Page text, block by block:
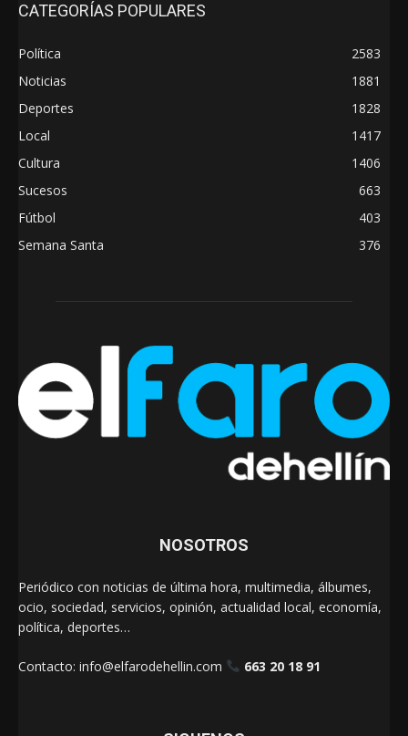
CATEGORÍAS POPULARES
Política
2583
Noticias
1881
Deportes
1828
Local
1417
Cultura
1406
Sucesos
663
Fútbol
403
Semana Santa
376
NOSOTROS
Periódico con noticias de última hora, multimedia, álbumes,
ocio, sociedad, servicios, opinión, actualidad local, economía,
política, deportes…
Contacto: info@elfarodehellin.com 663 20 18 91